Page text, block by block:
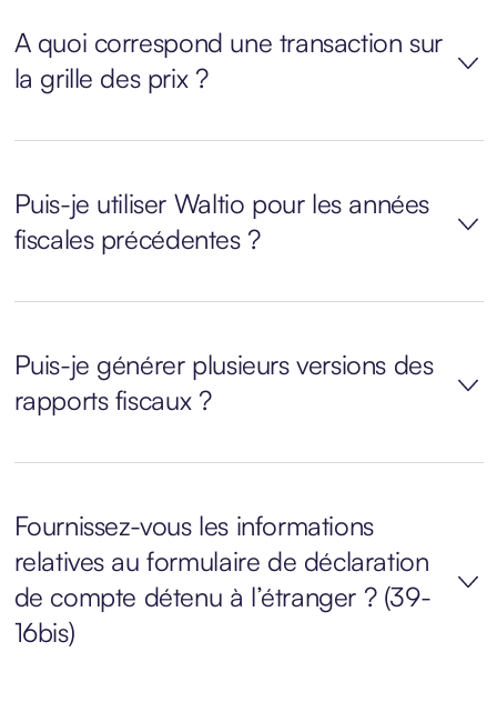
A quoi correspond une transaction sur
la grille des prix ?
Puis-je utiliser Waltio pour les années
fiscales précédentes ?
Puis-je générer plusieurs versions des
rapports fiscaux ?
Fournissez-vous les informations
relatives au formulaire de déclaration
de compte détenu à l’étranger ? (39-
16bis)